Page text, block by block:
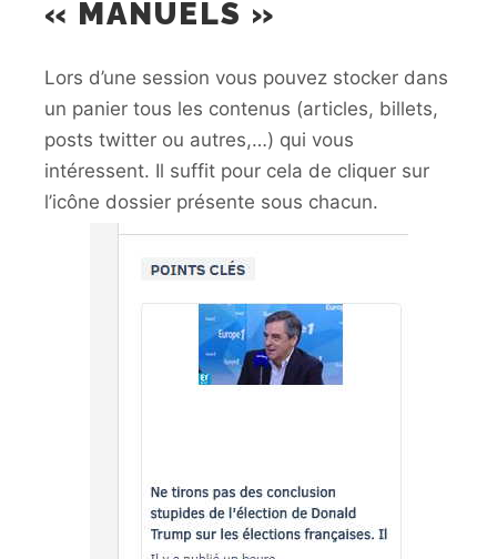
« MANUELS »
Lors d’une session vous pouvez stocker dans
un panier tous les contenus (articles, billets,
posts twitter ou autres,…) qui vous
intéressent. Il suffit pour cela de cliquer sur
l’icône dossier présente sous chacun.